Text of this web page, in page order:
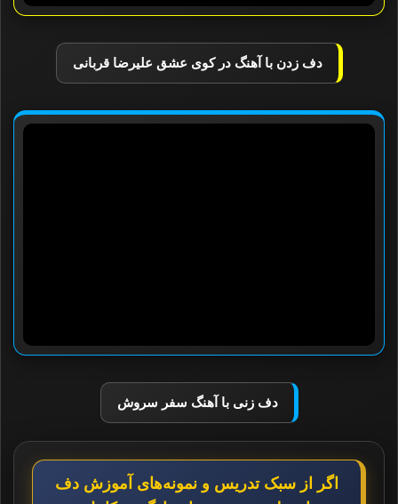
دف زدن با آهنگ در کوی عشق علیرضا قربانی
دف زنی با آهنگ سفر سروش
اگر از سبک تدریس و نمونه‌های آموزش دف